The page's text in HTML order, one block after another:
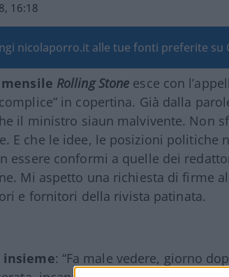
16:18
nicolaporro.it alle tue fonti preferite su
Rolling Stone esce con
in copertina. Già dalla
il ministro siaun malvivente. Non
E che le idee, le posizioni
essere conformi a quelle dei
Mi aspetto una richiesta di firme
e fornitori della rivista patinata.
insieme: “Fa male vedere, giorno